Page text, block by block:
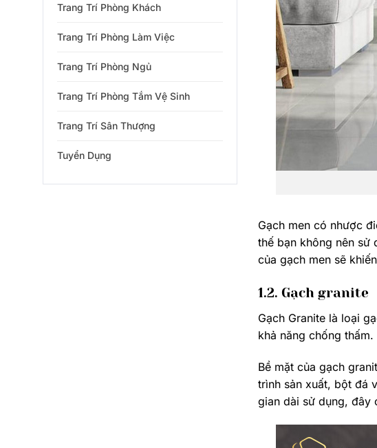
Trang Trí Phòng Khách
Trang Trí Phòng Làm Việc
Trang Trí Phòng Ngủ
Trang Trí Phòng Tắm Vệ Sinh
Trang Trí Sân Thượng
Tuyển Dụng
Gạch men có nhược
thế bạn không nên sử
của gạch men sẽ
1.2. Gạch granite
Gạch Granite là loại
khả năng chống thấm.
Bề mặt của gạch
trình sản xuất, bột đá
gian dài sử dụng, đây